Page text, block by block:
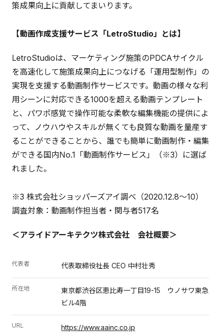
策成果向上に貢献してまいります。
【動画作成支援サービス「LetroStudio」とは】
LetroStudioは、マーケティング施策のPDCAサイクル
を高速化して施策成果向上につなげる「運用型制作」の
実現を支援する動画制作サービスです。動画の様々な利
用シーンに対応できる1000を超える動画テンプレート
と、パワポ感覚で操作可能な柔軟な編集機能の提供によ
って、ノウハウやスキルが無くても良質な動画を量産す
ることができることから、誰でも簡単に動画制作・編集
ができる国内No.1「動画制作サービス」（※3）に選ば
れました。
※3 株式会社ショッパーズアイ調べ（2020.12.8〜10）
調査対象：動画制作担当者・関与者517名
＜アライドアーキテクツ株式会社 会社概要＞
代表者 代表取締役社長 CEO 中村壮秀
所在地
東京都渋谷区恵比寿一丁目19-15 ウノサワ東急
ビル4階
URL https://www.aainc.co.jp